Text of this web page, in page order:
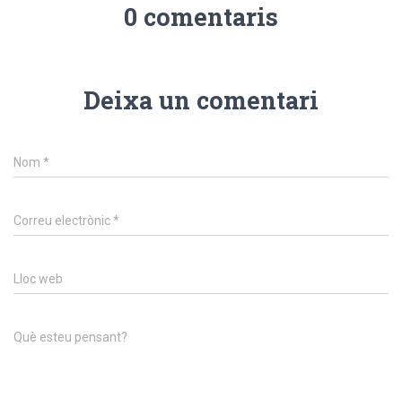
0 comentaris
Deixa un comentari
Nom *
Correu electrònic*
Lloc web
Què esteu pensant?